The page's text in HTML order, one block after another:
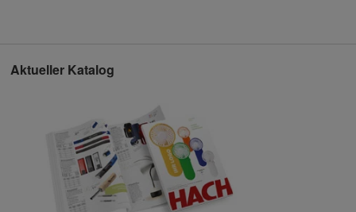
Aktueller Katalog